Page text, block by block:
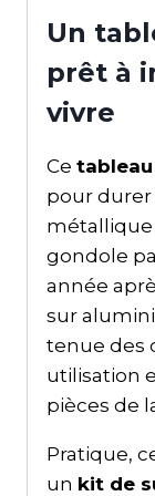
Un
prêt à
vivre
Ce tableau
pour durer
métallique
gondole
année
sur
tenue des
utilisation
pièces de
Pratique,
un kit de